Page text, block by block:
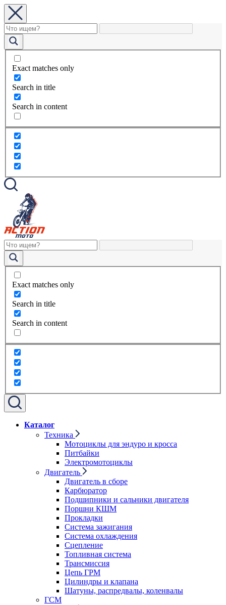
Exact matches only
Search in title
Search in content
Exact matches only
Search in title
Search in content
Каталог
Техника
Мотоциклы для эндуро и кросса
Питбайки
Электромотоциклы
Двигатель
Двигатель в сборе
Карбюратор
Подшипники и сальники двигателя
Поршни КШМ
Прокладки
Система зажигания
Система охлаждения
Сцепление
Топливная система
Трансмиссия
Цепь ГРМ
Цилиндры и клапана
Шатуны, распредвалы, коленвалы
ГСМ